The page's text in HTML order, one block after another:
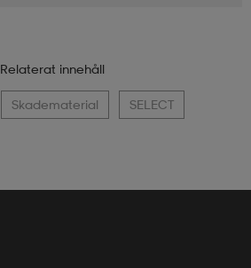
Relaterat innehåll
Skadematerial SELECT